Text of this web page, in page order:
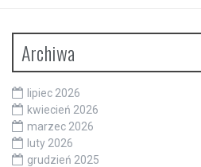
Archiwa
lipiec 2026
kwiecień 2026
marzec 2026
luty 2026
grudzień 2025